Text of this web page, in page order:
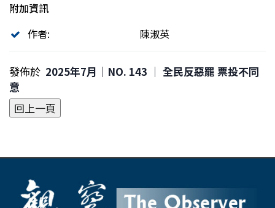
附加資訊
作者:
陳淑英
發佈於 2025年7月｜NO. 143 │ 全民反惡罷 票投不同
意